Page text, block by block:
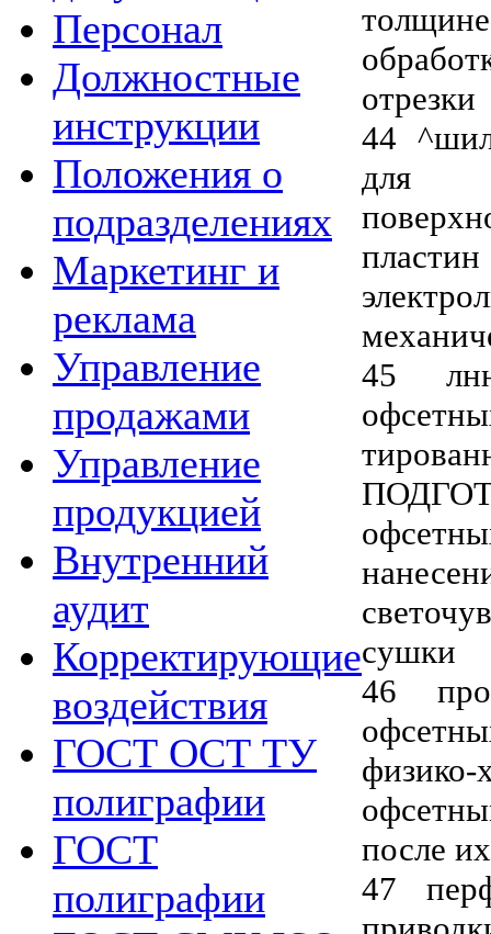
Персонал
Должностные
инструкции
Положения о
подразделениях
Маркетинг и
реклама
Управление
продажами
Управление
продукцией
Внутренний
аудит
Корректирующие
воздействия
ГОСТ ОСТ ТУ
полиграфии
ГОСТ
полиграфии
отрезки
44
для
45
сушки
46
после
47